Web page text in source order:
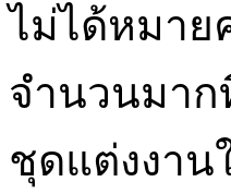
ไม่ได้หมาย
จำนวนมาก
ชุดแต่งงา